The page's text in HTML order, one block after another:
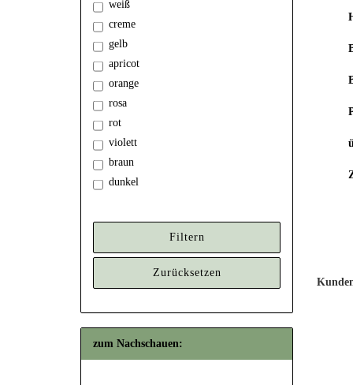
weiß
creme
gelb
apricot
orange
rosa
rot
violett
braun
dunkel
Filtern
Zurücksetzen
zum Nachschauen: